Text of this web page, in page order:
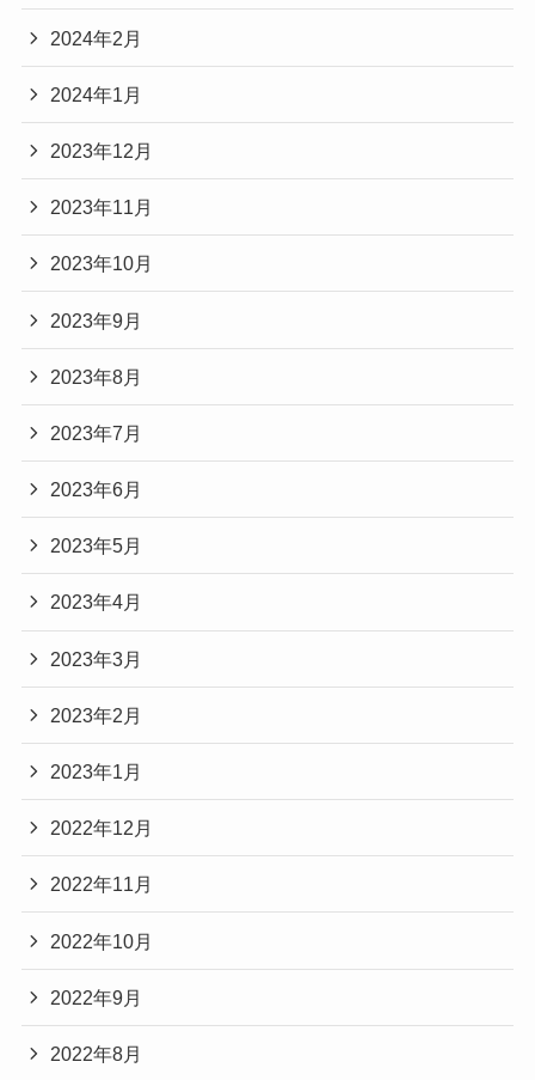
2024年2月
2024年1月
2023年12月
2023年11月
2023年10月
2023年9月
2023年8月
2023年7月
2023年6月
2023年5月
2023年4月
2023年3月
2023年2月
2023年1月
2022年12月
2022年11月
2022年10月
2022年9月
2022年8月